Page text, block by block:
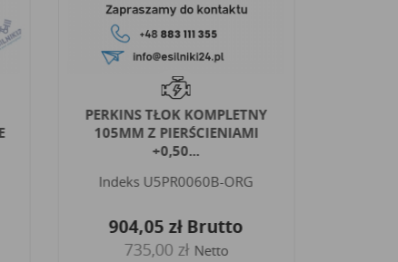
PERKINS TŁOK KOMPLETNY
105MM Z PIERŚCIENIAMI
+0,50...
Indeks U5PR0060B-ORG
904,05 złBrutto
735,00 złNetto